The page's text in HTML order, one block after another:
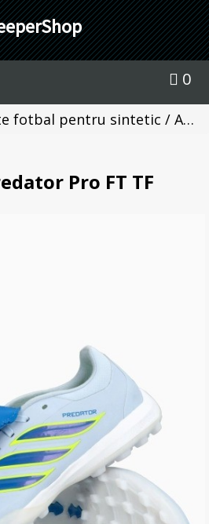
0
fotbal pentru sintetic / Adidas Predator Pro FT TF
Pro FT TF